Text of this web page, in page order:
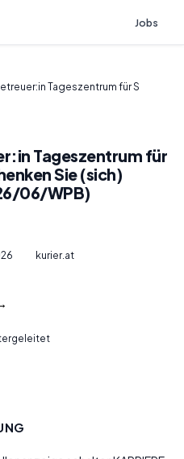
Jobs
Tageszentrum für S
Tageszentrum für
Sie (sich)
06/WPB)
kurier.at